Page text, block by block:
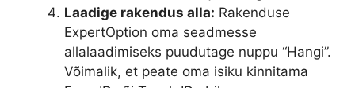
Laadige rakendus alla: Rakenduse
ExpertOption oma seadmesse
allalaadimiseks puudutage nuppu “Hangi”.
Võimalik, et peate oma isiku kinnitama